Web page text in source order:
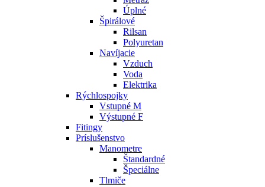
Úplné
Špirálové
Rilsan
Polyuretan
Navíjacie
Vzduch
Voda
Elektrika
Rýchlospojky
Vstupné M
Výstupné F
Fitingy
Príslušenstvo
Manometre
Štandardné
Špeciálne
Tlmiče